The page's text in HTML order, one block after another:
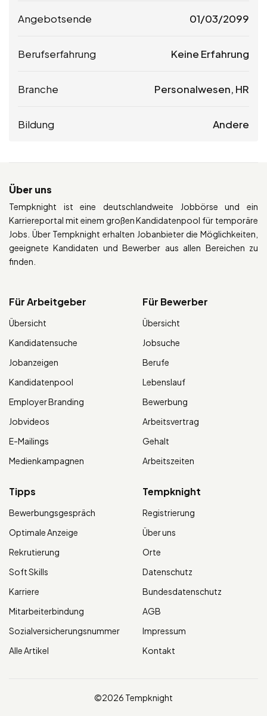
Angebotsende 01/03/2099
Berufserfahrung Keine Erfahrung
Branche Personalwesen, HR
Bildung Andere
Über uns
Tempknight ist eine deutschlandweite Jobbörse und ein
Karriereportal mit einem großen Kandidatenpool für temporäre
Jobs. Über Tempknight erhalten Jobanbieter die Möglichkeiten,
geeignete Kandidaten und Bewerber aus allen Bereichen zu
finden.
Für Arbeitgeber
Übersicht
Kandidatensuche
Jobanzeigen
Kandidatenpool
Employer Branding
Jobvideos
E-Mailings
Medienkampagnen
Für Bewerber
Übersicht
Jobsuche
Berufe
Lebenslauf
Bewerbung
Arbeitsvertrag
Gehalt
Arbeitszeiten
Tipps
Bewerbungsgespräch
Optimale Anzeige
Rekrutierung
Soft Skills
Karriere
Mitarbeiterbindung
Sozialversicherungsnummer
Alle Artikel
Tempknight
Registrierung
Über uns
Orte
Datenschutz
Bundesdatenschutz
AGB
Impressum
Kontakt
©2026 Tempknight